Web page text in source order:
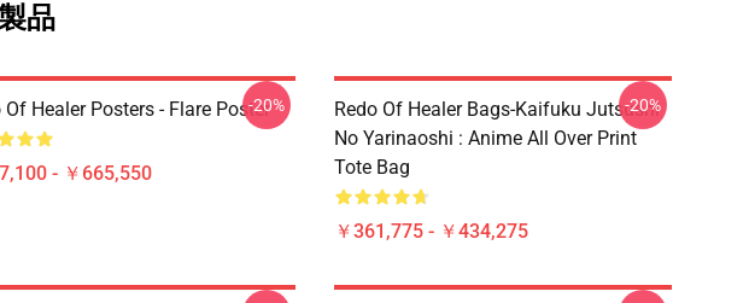
品
Of Healer Posters - Flare Poster
- ￥665,550
-20%
Redo Of Healer Bags-Kaifuku Jutsushi
No Yarinaoshi : Anime All Over Print
Tote Bag
￥361,775 - ￥434,275
-20%